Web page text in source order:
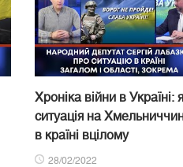
Хроніка війни в Україні:
ситуація на
в країні вцілому
28/02/2022